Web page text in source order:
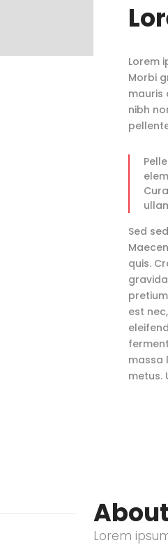
Lorem
Morbi
mauris
nibh
Sed
quis.
est
massa
metus.
Lorem